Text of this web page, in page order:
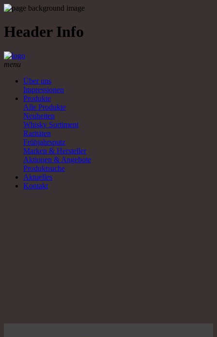
Header Info
menu
Über uns
Impressionen
Produkte
Alle Produkte
Neuheiten
Whisky Sortiment
Raritäten
Frühjahrsputz
Marken & Hersteller
Aktionen & Angebote
Produktsuche
Aktuelles
Kontakt